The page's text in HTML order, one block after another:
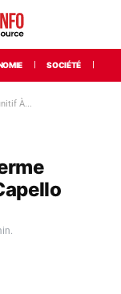
SOCIÉTÉ
À...